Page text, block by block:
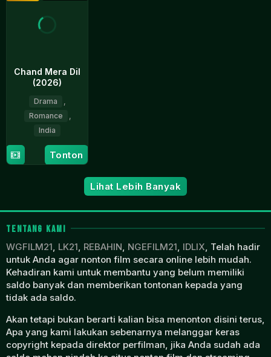
Chand Mera Dil
(2026)
Drama
,
Romance
,
India
22
May
Vivek
Soni
Tonton
Lihat Lebih Banyak
TENTANG KAMI
WGFILM21, LK21, REBAHIN, NGEFILM21, IDLIX, Telah hadir
untuk Anda agar nonton film secara online lebih mudah.
Kehadiran kami untuk membantu yang belum memiliki
saldo banyak dan memberikan tontonan kepada yang
tidak ada saldo.
Akan tetapi bukan berarti kalian bisa menonton disini terus,
Apa yang kami lakukan sebenarnya melanggar keras
copyright kepada direktor perfilman, jika Anda sudah ada